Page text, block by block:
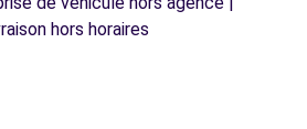
hors horaires